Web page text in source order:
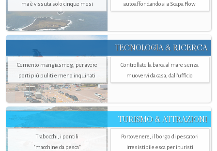
ma è vissuta solo cinque mesi
autoaffondandosi a Scapa Flow
TECNOLOGIA & RICERCA
Cemento mangiasmog, per avere
porti più puliti e meno inquinati
Controllate la barca al mare senza
muovervi da casa, dall’ufficio
TURISMO & ATTRAZIONI
Trabocchi, i pontili
"macchine da pesca"
Portovenere, il borgo di pescatori
irresistibile esca per i turisti